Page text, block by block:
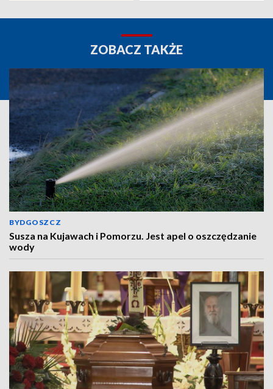
ZOBACZ TAKŻE
BYDGOSZCZ
Susza na Kujawach i Pomorzu. Jest apel o oszczędzanie
wody